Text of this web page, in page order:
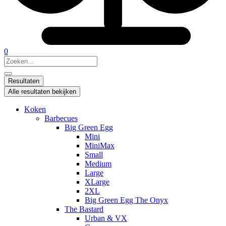
0
Search
...
Resultaten
Alle resultaten bekijken
Koken
Barbecues
Big Green Egg
Mini
MiniMax
Small
Medium
Large
XLarge
2XL
Big Green Egg The Onyx
The Bastard
Urban & VX